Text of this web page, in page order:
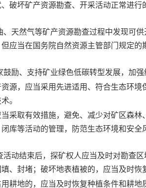
、破坏矿产资源勘查、开采活动正常进行
、天然气等矿产资源勘查过程中发现可
应当在国务院自然资源主管部门规定
鼓励、支持矿业绿色低碳转型发展，加
源，应当采用先进适用、符合生态环
。
采取有效措施，避免、减少对矿区森
库等活动的管理，防范生态环境和安全
活动结束后，探矿权人应当及时对勘查
、封堵；破坏地表植被的，应当及时恢
耕地的，应当及时恢复种植条件和耕